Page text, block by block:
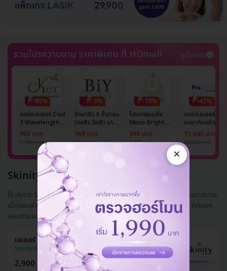
รวมโปรความงาม ราคาพิเศษ ที่ HDmall ดูทั้งหมด
-90%
คอร์สเลเซอร์ Cool
3 Wavelength
Diode กำจัดขน
รักแร้ 1 ปี 12 ครั้ง
(1 สิทธิ์/ท่าน)
969 บาท
9,900 บาท
-3%
รักษาสิว 4 ขั้นตอน
(กดสิว ฉีดสิว มาส์ก
หน้า และฉายแสง)
1 ครั้ง
969 บาท
999 บาท
-73%
โปรแกรมเมโส
Meso Bright
จำนวนซีซีขึ้นอยู่กับ
แพทย์ประเมิน เพื่อ
ปรับผิวกระจ่างใส 1
949 บาท
3,500 บาท
-42%
คอร์สเลเซอร์กำจั
ขนขาท่อนล่าง 2
ข้าง 5 ครั้ง ด้วย
เลเซอร์
Mediostar
11,640 บาท
20,000 บาท
Skinity Clinic
ใช้บริการ Skinity Clinic ในราคาที่ถูกกว่า ด้วยส่วนลดและโปรโมชั่นมากมาย
เมื่อจองผ่าน HDmall.co.th พร้อมบริการเช็กคิวและทำนัดให้ ฟรี! ทักแชท
สอบถามแอดม...อ่านเพิ่ม
เลเซอร์ Flexsys Yellow ปรับผิวหน้าขาวใส
Skinity Clinic
2,900 บาท 3,990 บาท ประหยัด 27% ดูรายละเอียด
×